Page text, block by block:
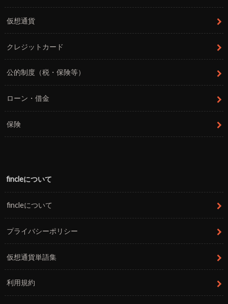
仮想通貨
クレジットカード
公的制度（税・保険等）
ローン・借金
保険
fincleについて
fincleについて
プライバシーポリシー
仮想通貨単語集
利用規約